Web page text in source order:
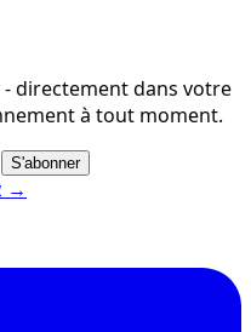
- directement dans votre
à tout moment.
S'abonner
→